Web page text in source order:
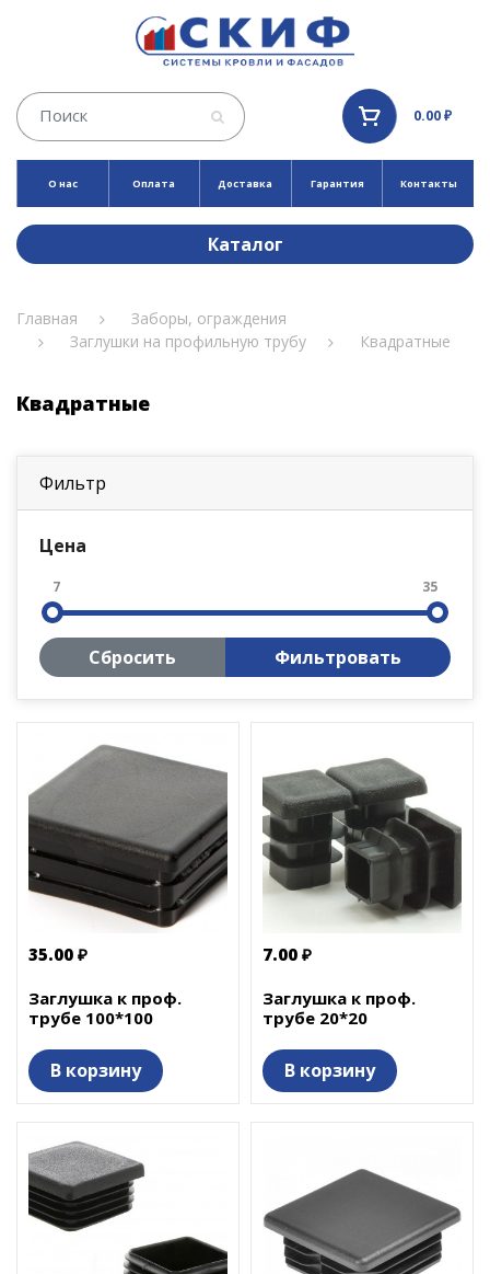
0.00 ₽
О нас Оплата Доставка Гарантия Контакты
Каталог
Главная
Заборы, ограждения
Заглушки на профильную трубу
Квадратные
Квадратные
Фильтр
Цена
7 35
Сбросить Фильтровать
35.00 ₽
Заглушка к проф.
трубе 100*100
В корзину
7.00 ₽
Заглушка к проф.
трубе 20*20
В корзину